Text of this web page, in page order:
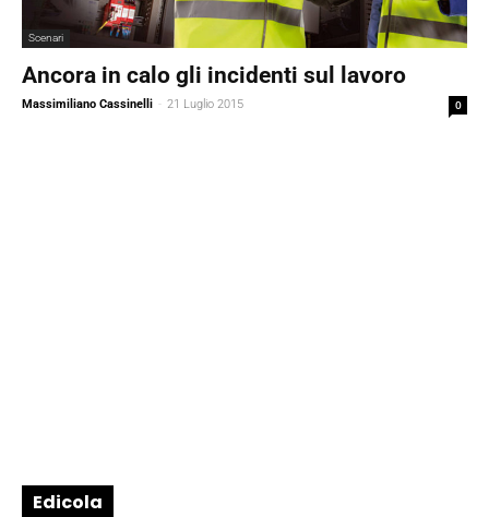
Scenari
Ancora in calo gli incidenti sul lavoro
Massimiliano Cassinelli - 21 Luglio 2015 0
Edicola